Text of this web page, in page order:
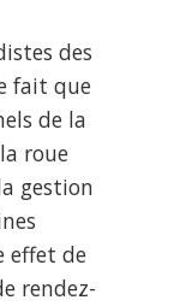
des
fait que
de la
roue
gestion
effet de
rendez-